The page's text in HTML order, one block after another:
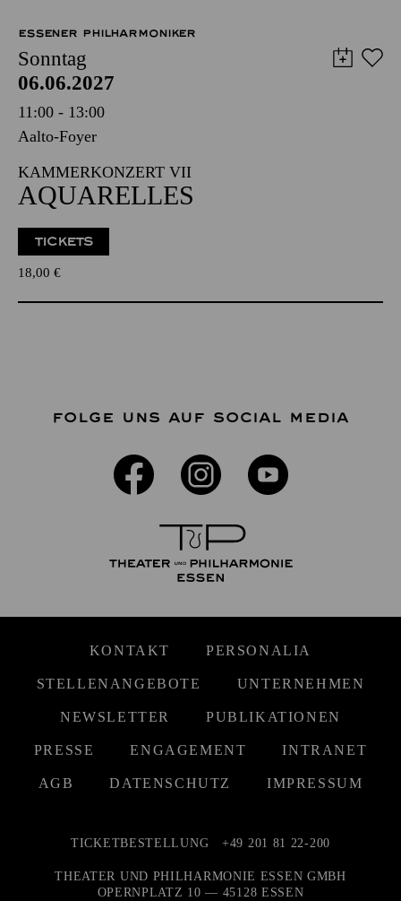
ESSENER PHILHARMONIKER
Sonntag
06.06.2027
11:00 - 13:00
Aalto-Foyer
KAMMERKONZERT VII
AQUARELLES
TICKETS
18,00 €
FOLGE UNS AUF SOCIAL MEDIA
KONTAKT PERSONALIA
STELLENANGEBOTE UNTERNEHMEN
NEWSLETTER PUBLIKATIONEN
PRESSE ENGAGEMENT INTRANET
AGB DATENSCHUTZ IMPRESSUM
TICKETBESTELLUNG +49 201 81 22-200
THEATER UND PHILHARMONIE ESSEN GMBH
OPERNPLATZ 10 — 45128 ESSEN